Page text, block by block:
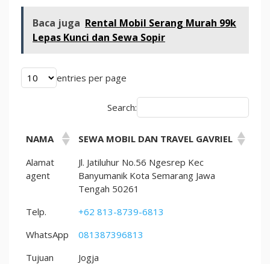
Baca juga Rental Mobil Serang Murah 99k
Lepas Kunci dan Sewa Sopir
entries per page
Search:
NAMA
SEWA MOBIL DAN TRAVEL GAVRIEL
Alamat
agent
Jl. Jatiluhur No.56 Ngesrep Kec
Banyumanik Kota Semarang Jawa
Tengah 50261
Telp.
+62 813-8739-6813
WhatsApp
081387396813
Tujuan
Jogja